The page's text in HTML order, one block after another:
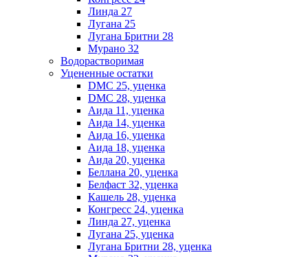
Линда 27
Лугана 25
Лугана Бритни 28
Мурано 32
Водорастворимая
Уцененные остатки
DMC 25, уценка
DMC 28, уценка
Аида 11, уценка
Аида 14, уценка
Аида 16, уценка
Аида 18, уценка
Аида 20, уценка
Беллана 20, уценка
Белфаст 32, уценка
Кашель 28, уценка
Конгресс 24, уценка
Линда 27, уценка
Лугана 25, уценка
Лугана Бритни 28, уценка